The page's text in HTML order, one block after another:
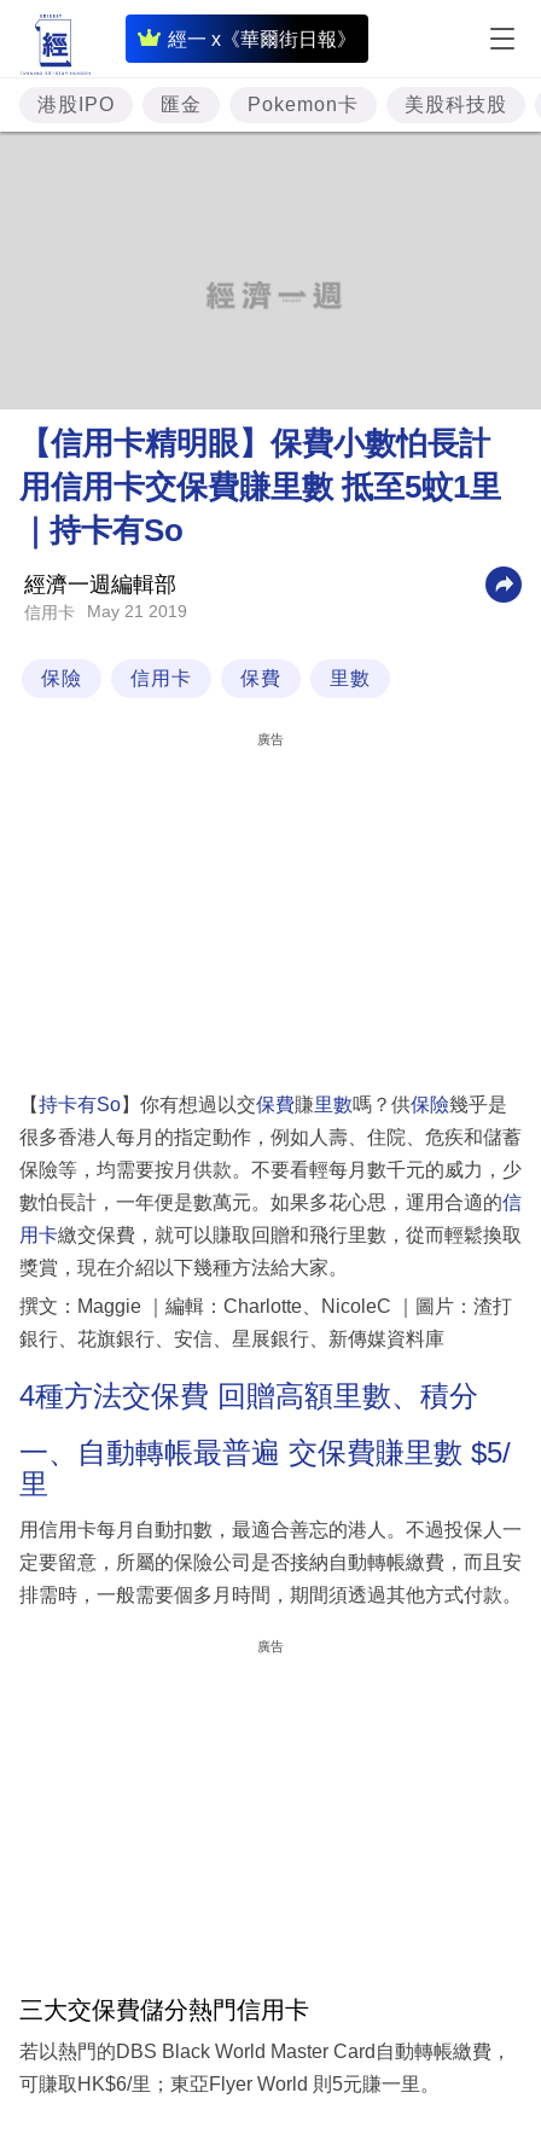
經一 x《華爾街日報》
即
時
財
經
理
財
商
業
科
技
場
港股IPO 匯金 Pokemon卡 美股科技股
【信用卡精明眼】保費小數怕長計
用信用卡交保費賺里數 抵至5蚊1里
｜持卡有So
經濟一週編輯部
信用卡 May 21 2019
保險 信用卡 保費 里數
廣告
【持卡有So】你有想過以交保費賺里數嗎？供保險幾乎是
很多香港人每月的指定動作，例如人壽、住院、危疾和儲蓄
保險等，均需要按月供款。不要看輕每月數千元的威力，少
數怕長計，一年便是數萬元。如果多花心思，運用合適的信
用卡繳交保費，就可以賺取回贈和飛行里數，從而輕鬆換取
獎賞，現在介紹以下幾種方法給大家。
撰文：Maggie ｜編輯：Charlotte、NicoleC ｜圖片：渣打
銀行、花旗銀行、安信、星展銀行、新傳媒資料庫
4種方法交保費 回贈高額里數、積分
一、自動轉帳最普遍 交保費賺里數 $5/
里
用信用卡每月自動扣數，最適合善忘的港人。不過投保人一
定要留意，所屬的保險公司是否接納自動轉帳繳費，而且安
排需時，一般需要個多月時間，期間須透過其他方式付款。
廣告
三大交保費儲分熱門信用卡
若以熱門的DBS Black World Master Card自動轉帳繳費，
可賺取HK$6/里；東亞Flyer World 則5元賺一里。